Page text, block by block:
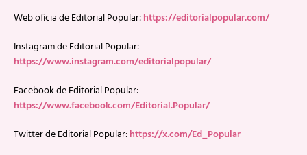
Web oficia de Editorial Popular:https://editorialpopular.com/
Instagram de Editorial Popular:
https://www.instagram.com/editorialpopular/
Facebook de Editorial Popular:
https://www.facebook.com/Editorial.Popular/
Twitter de Editorial Popular:https://x.com/Ed_Popular